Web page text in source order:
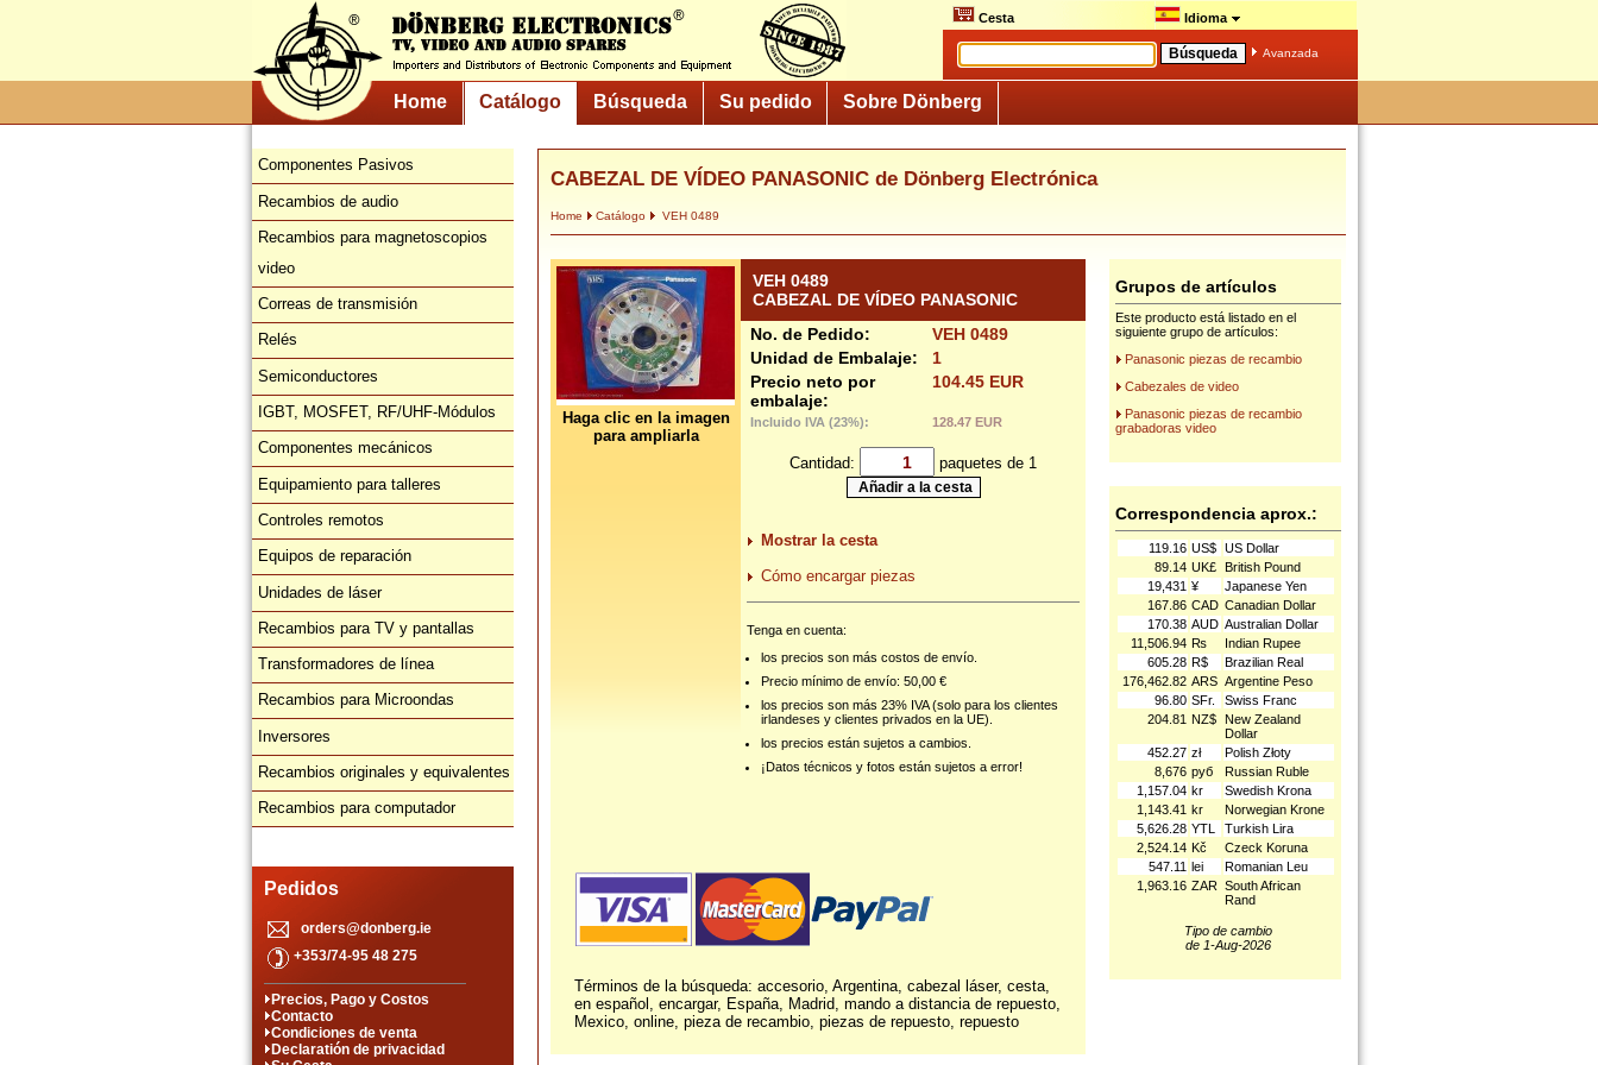
Cesta Idioma
Avanzada
Home Catálogo Búsqueda Su pedido Sobre Dönberg
Componentes Pasivos
Recambios de audio
Recambios para magnetoscopios
video
Correas de transmisión
Relés
Semiconductores
IGBT, MOSFET, RF/UHF-Módulos
Componentes mecánicos
Equipamiento para talleres
Controles remotos
Equipos de reparación
Unidades de láser
Recambios para TV y pantallas
Transformadores de línea
Recambios para Microondas
Inversores
Recambios originales y equivalentes
Recambios para computador
Pedidos
orders@donberg.ie
+353/74-95 48 275
Precios, Pago y Costos
Contacto
Condiciones de venta
Declaratión de privacidad
CABEZAL DE VÍDEO PANASONIC de Dönberg Electrónica
Home Catálogo VEH 0489
Haga clic en la imagen
para ampliarla
VEH 0489
CABEZAL DE VÍDEO PANASONIC
No. de Pedido:
VEH 0489
Unidad de Embalaje:
1
Precio neto por
embalaje:
104.45 EUR
Incluido IVA (23%): 128.47 EUR
Cantidad: paquetes de 1
Mostrar la cesta
Cómo encargar piezas
Tenga en cuenta:
los precios son más costos de envío.
Precio mínimo de envío: 50,00 €
los precios son más 23% IVA (solo para los clientes
irlandeses y clientes privados en la UE).
los precios están sujetos a cambios.
¡Datos técnicos y fotos están sujetos a error!
Términos de la búsqueda: accesorio, Argentina, cabezal láser, cesta,
en español, encargar, España, Madrid, mando a distancia de repuesto,
Mexico, online, pieza de recambio, piezas de repuesto, repuesto
Grupos de artículos
Este producto está listado en el
siguiente grupo de artículos:
Panasonic piezas de recambio
Cabezales de video
Panasonic piezas de recambio
grabadoras video
Correspondencia aprox.:
119.16 US$ US Dollar
89.14 UK£ British Pound
19,431 ¥
Japanese Yen
167.86 CAD Canadian Dollar
170.38 AUD Australian Dollar
11,506.94 ₨
Indian Rupee
605.28 R$
Brazilian Real
176,462.82 ARS Argentine Peso
96.80 SFr.
Swiss Franc
204.81 NZ$ New Zealand
Dollar
452.27 zł
Polish Złoty
8,676 руб
Russian Ruble
1,157.04 kr
Swedish Krona
1,143.41 kr
Norwegian Krone
5,626.28 YTL
Turkish Lira
2,524.14 Kč
Czeck Koruna
547.11 lei
Romanian Leu
1,963.16 ZAR South African
Rand
Tipo de cambio
de 1-Aug-2026